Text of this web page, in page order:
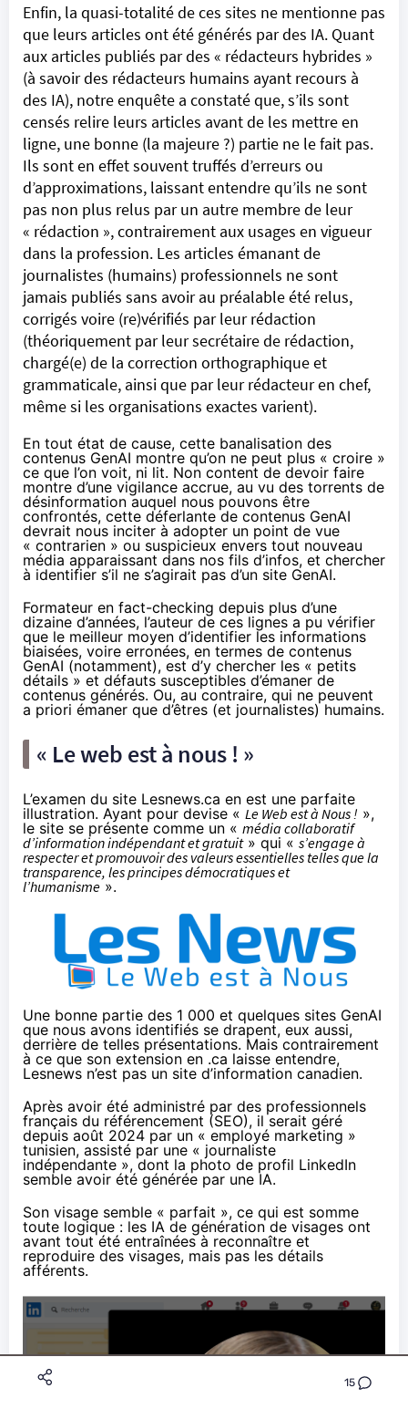
Enfin, la quasi-totalité de ces sites ne mentionne pas
que leurs articles ont été générés par des IA. Quant
aux articles publiés par des « rédacteurs hybrides »
(à savoir des rédacteurs humains ayant recours à
des IA), notre enquête a constaté que, s’ils sont
censés relire leurs articles avant de les mettre en
ligne, une bonne (la majeure ?) partie ne le fait pas.
Ils sont en effet souvent truffés d’erreurs ou
d’approximations, laissant entendre qu’ils ne sont
pas non plus relus par un autre membre de leur
« rédaction », contrairement aux usages en vigueur
dans la profession. Les articles émanant de
journalistes (humains) professionnels ne sont
jamais publiés sans avoir au préalable été relus,
corrigés voire (re)vérifiés par leur rédaction
(théoriquement par leur secrétaire de rédaction,
chargé(e) de la correction orthographique et
grammaticale, ainsi que par leur rédacteur en chef,
même si les organisations exactes varient).
En tout état de cause, cette banalisation des
contenus GenAI montre qu’on ne peut plus « croire »
ce que l’on voit, ni lit. Non content de devoir faire
montre d’une vigilance accrue, au vu des torrents de
désinformation auquel nous pouvons être
confrontés, cette déferlante de contenus GenAI
devrait nous inciter à adopter un point de vue
« contrarien » ou suspicieux envers tout nouveau
média apparaissant dans nos fils d’infos, et chercher
à identifier s’il ne s’agirait pas d’un site GenAI.
Formateur en fact-checking depuis plus d’une
dizaine d’années, l’auteur de ces lignes a pu vérifier
que le meilleur moyen d’identifier les informations
biaisées, voire erronées, en termes de contenus
GenAI (notamment), est d’y chercher les « petits
détails » et défauts susceptibles d’émaner de
contenus générés. Ou, au contraire, qui ne peuvent
a priori émaner que d’êtres (et journalistes) humains.
« Le web est à nous ! »
L’examen du site Lesnews.ca en est une parfaite
illustration. Ayant pour devise « Le Web est à Nous ! »,
le site se présente comme un « média collaboratif
d’information indépendant et gratuit» qui « s’engage à
respecter et promouvoir des valeurs essentielles telles que la
transparence, les principes démocratiques et
l’humanisme».
Une bonne partie des 1 000 et quelques sites GenAI
que nous avons identifiés se drapent, eux aussi,
derrière de telles présentations. Mais contrairement
à ce que son extension en .ca laisse entendre,
Lesnews n’est pas un site d’information canadien.
Après avoir été administré par des professionnels
français du référencement (SEO), il serait géré
depuis août 2024 par un « employé marketing »
tunisien, assisté par une « journaliste
indépendante », dont la photo de profil LinkedIn
semble avoir été générée par une IA.
Son visage semble « parfait », ce qui est somme
toute logique : les IA de génération de visages ont
avant tout été entraînées à reconnaître et
reproduire des visages, mais pas les détails
afférents.
15